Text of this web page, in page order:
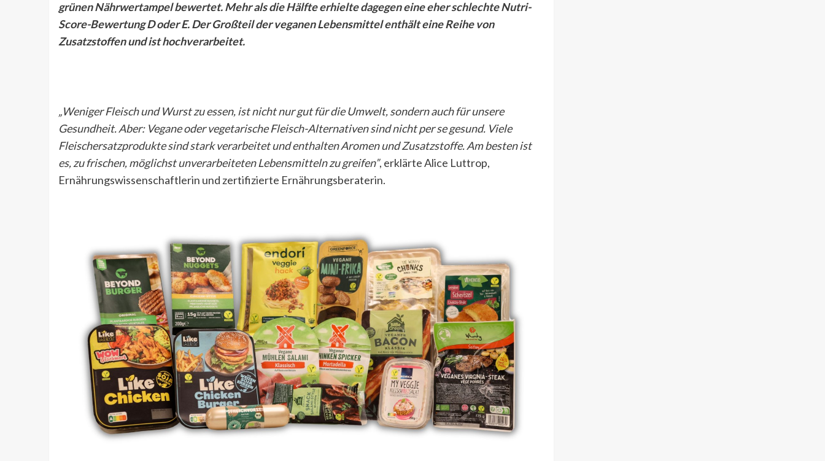
grünen Nährwertampel bewertet. Mehr als die Hälfte erhielte dagegen eine eher schlechte Nutri-
Score-Bewertung D oder E. Der Großteil der veganen Lebensmittel enthält eine Reihe von
Zusatzstoffen und ist hochverarbeitet.
„Weniger Fleisch und Wurst zu essen, ist nicht nur gut für die Umwelt, sondern auch für unsere
Gesundheit. Aber: Vegane oder vegetarische Fleisch-Alternativen sind nicht per se gesund. Viele
Fleischersatzprodukte sind stark verarbeitet und enthalten Aromen und Zusatzstoffe. Am besten ist
es, zu frischen, möglichst unverarbeiteten Lebensmitteln zu greifen”, erklärte Alice Luttrop,
Ernährungswissenschaftlerin und zertifizierte Ernährungsberaterin.